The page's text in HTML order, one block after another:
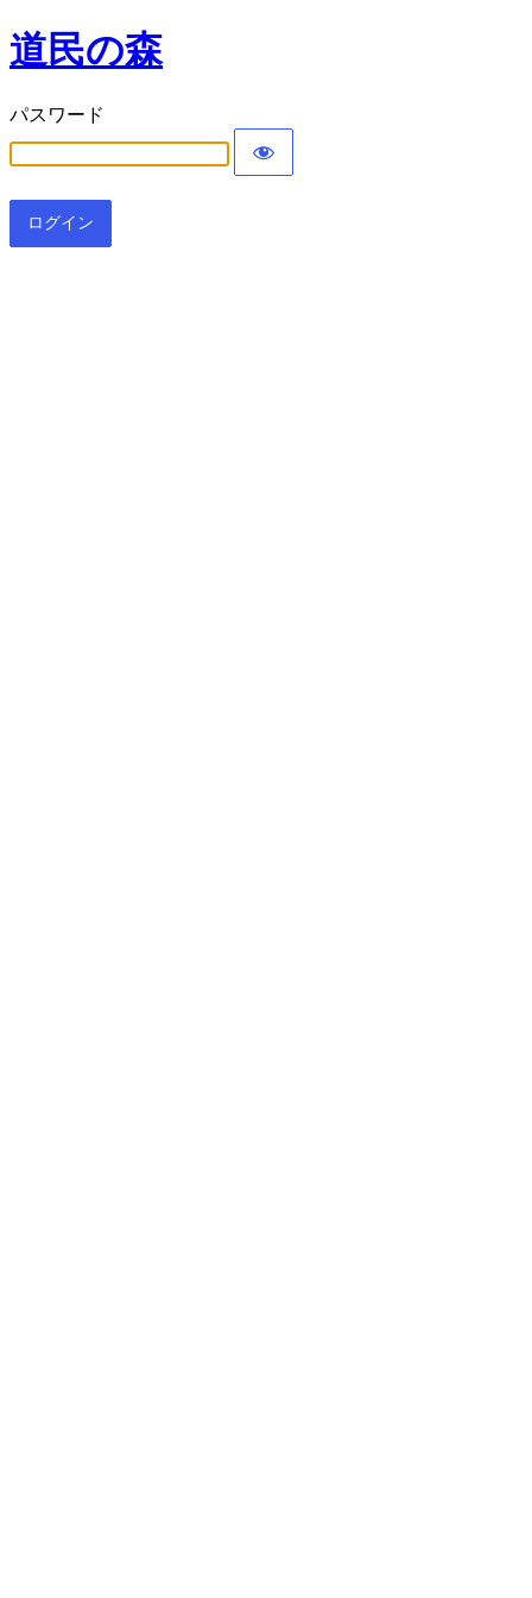
道民の森
パスワード